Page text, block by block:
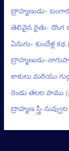
బ్రాహ్మణుడు-
తెలివైన రైతు- దొంగ
ఏనుగు- కుందేళ్ల
బ్రాహ్మణుడు-
కాకులు మరియు
రెండు తలల పాము
బ్రాహ్మణ స్త్రీ-